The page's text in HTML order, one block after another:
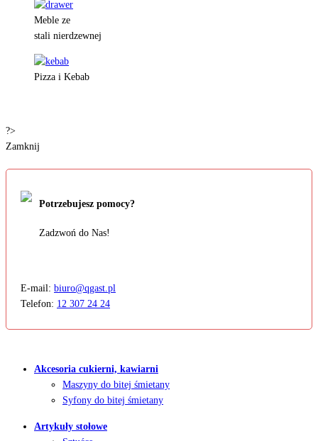
Meble ze
stali nierdzewnej
Pizza i Kebab
?>
Zamknij
Potrzebujesz pomocy?
Zadzwoń do Nas!
E-mail: biuro@qgast.pl
Telefon: 12 307 24 24
Akcesoria cukierni, kawiarni
Maszyny do bitej śmietany
Syfony do bitej śmietany
Artykuły stołowe